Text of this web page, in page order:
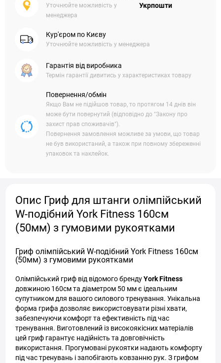
Уточнюйте можливість у
менеджера
Укрпошти
Кур'єром по Києву
Уточнюйте можливість у менеджера
Гарантія від виробника
Термін гарантії дивитись у характеристиках товару
Повернення/обмін
Якщо Вам не підійшов товар, то протягом 14 днів він
може бути повернутий (відповідно до "Закону про
захист прав споживачів").
Повернення замовлення можливе за умови, що товар
не був використаний, а також при повному збереженні
упаковок та наклейок.
Опис Гриф для штанги олімпійський
W-подібний York Fitness 160см
(50мм) з гумовими рукоятками
Гриф олімпійський W-подібний York Fitness 160см
(50мм) з гумовими рукоятками
Олімпійський гриф від відомого брендуYork Fitness
довжиною 160см та діаметром 50 мм є ідеальним
супутником для вашого силового тренування. Унікальна
форма грифа дозволяє використовувати різні хвати,
забезпечуючи комфорт та ефективність під час
тренування. Виготовлений із високоякісних матеріалів
цей гриф гарантує надійність та довговічність
використання. Прогумовані рукоятки надають комфорту
під час тренувань і запобігають ковзанню рук. З грифом